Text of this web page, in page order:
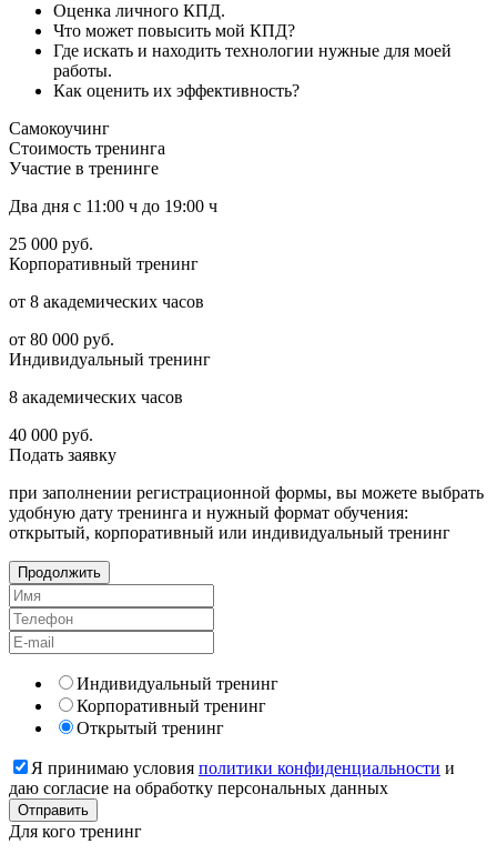
Оценка личного КПД.
Что может повысить мой КПД?
Где искать и находить технологии нужные для моей
работы.
Как оценить их эффективность?
Самокоучинг
Стоимость тренинга
Участие в тренинге
Два дня с 11:00 ч до 19:00 ч
25 000 руб.
Корпоративный тренинг
от 8 академических часов
от 80 000 руб.
Индивидуальный тренинг
8 академических часов
40 000 руб.
Подать заявку
при заполнении регистрационной формы, вы можете выбрать
удобную дату тренинга и нужный формат обучения:
открытый, корпоративный или индивидуальный тренинг
Продолжить
Индивидуальный тренинг
Корпоративный тренинг
Открытый тренинг
Я принимаю условия политики конфиденциальности и
даю согласие на обработку персональных данных
Для кого тренинг